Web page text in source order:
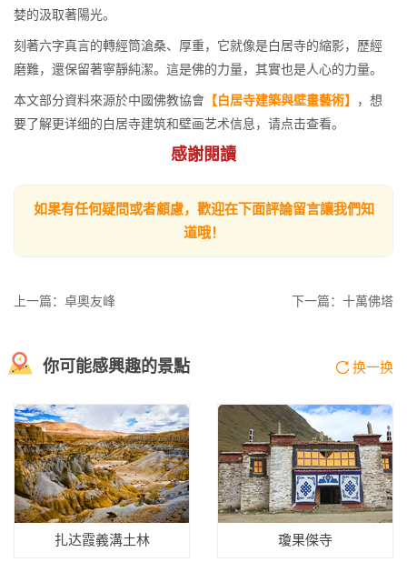
婪的汲取著陽光。
刻著六字真言的轉經筒滄桑、厚重，它就像是白居寺的縮影，歷經
磨難，還保留著寧靜純潔。這是佛的力量，其實也是人心的力量。
本文部分資料來源於中國佛教協會 【白居寺建築與壁畫藝術】
，想
要了解更详细的白居寺建筑和壁画艺术信息，请点击查看。
感謝閱讀
如果有任何疑問或者顧慮，歡迎在下面評論留言讓我們知
道哦！
上一篇：卓奧友峰 下一篇：十萬佛塔
你可能感興趣的景點 换一换
扎达霞義溝土林 瓊果傑寺